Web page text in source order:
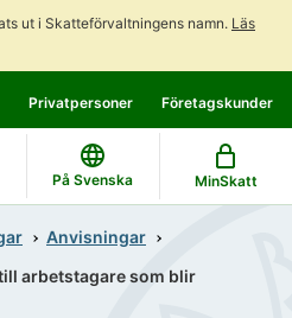
ut i Skatteförvaltningens namn. Läs
direkt
till
innehållet
till
hela
webbplatsens
sökning
Privatpersoner Företagskunder
På Svenska MinSkatt
Anvisningar
arbetstagare som blir